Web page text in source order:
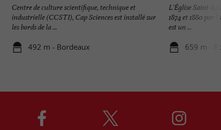
Centre de culture scientifique, technique et
industrielle (CCSTI), Cap Sciences est installé sur
les bords de la ...
492 m - Bordeaux
L'Église Saint-
1874 et 1880 par
est un ...
659 m -